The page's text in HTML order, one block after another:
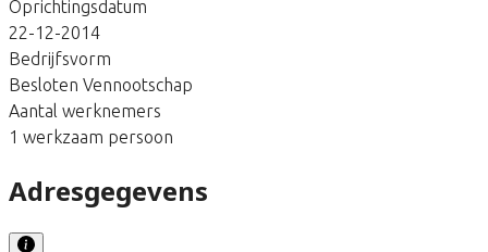
Oprichtingsdatum
22-12-2014
Bedrijfsvorm
Besloten Vennootschap
Aantal werknemers
1 werkzaam persoon
Adresgegevens